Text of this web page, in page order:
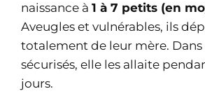
naissance à 1 à 7 petits (en
Aveugles et vulnérables, ils
totalement de leur mère. Dans
sécurisés, elle les allaite
jours.